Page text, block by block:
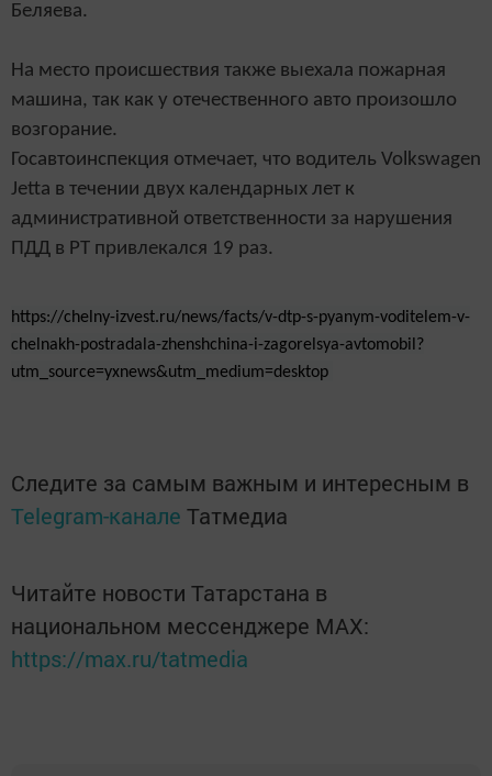
Беляева.
На место происшествия также выехала пожарная
машина, так как у отечественного авто произошло
возгорание.
Госавтоинспекция отмечает, что водитель Volkswagen
Jetta в течении двух календарных лет к
административной ответственности за нарушения
ПДД в РТ привлекался 19 раз.
https://chelny-izvest.ru/news/facts/v-dtp-s-pyanym-voditelem-v-
chelnakh-postradala-zhenshchina-i-zagorelsya-avtomobil?
utm_source=yxnews&utm_medium=desktop
Следите за самым важным и интересным в
Telegram-канале Татмедиа
Читайте новости Татарстана в
национальном мессенджере MАХ:
https://max.ru/tatmedia